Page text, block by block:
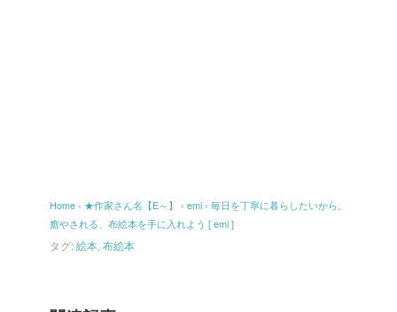
Home › ★作家さん名【E～】 › emi › 毎日を丁寧に暮らしたいから。
癒やされる、布絵本を手に入れよう [ emi ]
タグ:絵本 布絵本